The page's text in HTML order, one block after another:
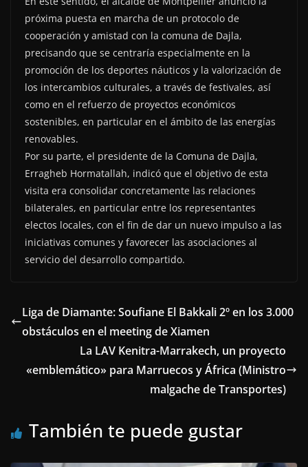
próxima puesta en marcha de un protocolo de
cooperación y amistad con la comuna de Dajla,
precisando que se centraría especialmente en la
promoción de los deportes náuticos y la valorización de
los intercambios culturales, a través de festivales, así
como en el refuerzo de proyectos económicos
sostenibles, en particular en el ámbito de las energías
renovables.
Por su parte, el presidente de la Comuna de Dajla,
Erragheb Hormatallah, indicó que el objetivo de esta
visita era consolidar concretamente las relaciones
bilaterales, en particular entre los representantes
electos locales, con el fin de dar un nuevo impulso a las
iniciativas comunes y favorecer las asociaciones al
servicio del desarrollo compartido.
Liga de Diamante: Soufiane El Bakkali 2º en los 3.000
obstáculos en el meeting de Xiamen
La LAV Kenitra-Marrakech, un proyecto
«emblemático» para Marruecos y África (Ministro
malgache de Transportes)
También te puede gustar